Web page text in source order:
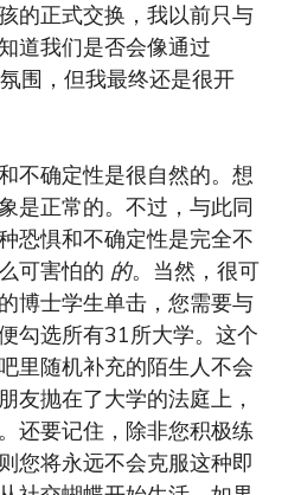
的正式交换，我以前只与
道我们是否会像通过
围，但我最终还是很开
不确定性是很自然的。想
是正常的。不过，与此同
恐惧和不确定性是完全不
可害怕的 的。当然，很可
博士学生单击，您需要与
勾选所有31所大学。这个
里随机补充的陌生人不会
友抛在了大学的法庭上，
还要记住，除非您积极练
您将永远不会克服这种即